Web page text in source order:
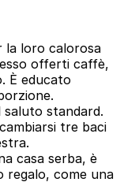
la loro calorosa
offerti caffè,
È educato
standard.
tre baci
casa serba, è
regalo, come una